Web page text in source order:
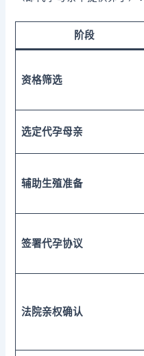
阶段
资格筛选
选定代孕母亲
辅助生殖准备
签署代孕协议
法院亲权确认